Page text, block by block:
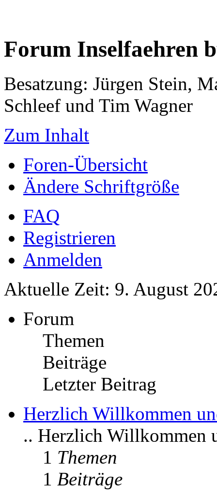
Forum Inselfaehren
Besatzung: Jürgen Stein,
Schleef und Tim Wagner
Zum Inhalt
Foren-Übersicht
Ändere Schriftgröße
FAQ
Registrieren
Anmelden
Aktuelle Zeit: 9. August
Forum
Themen
Beiträge
Letzter Beitrag
Herzlich Willkommen
.. Herzlich Willkommen
1 Themen
1 Beiträge